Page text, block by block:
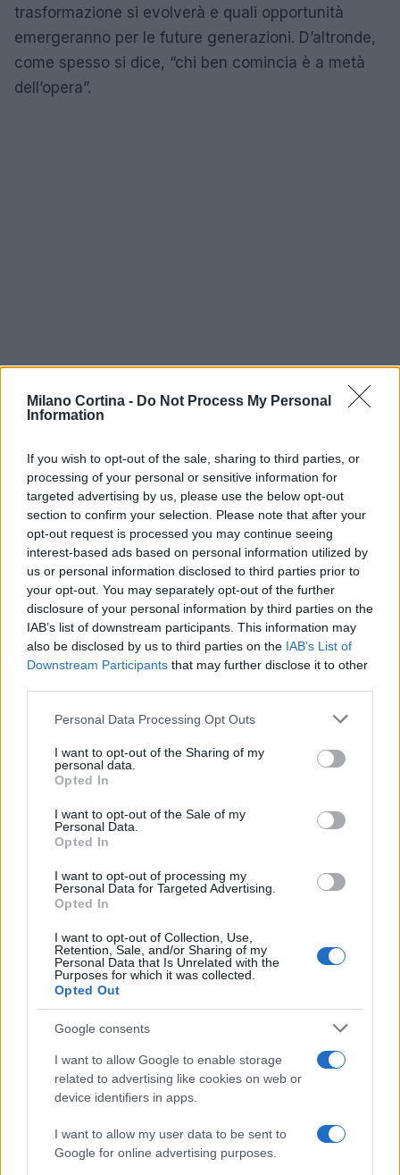
Milano Cortina - Do Not Process My Personal
Information
If you wish to opt-out of the sale, sharing to third parties, or
processing of your personal or sensitive information for
targeted advertising by us, please use the below opt-out
section to confirm your selection. Please note that after your
opt-out request is processed you may continue seeing
interest-based ads based on personal information utilized by
us or personal information disclosed to third parties prior to
your opt-out. You may separately opt-out of the further
disclosure of your personal information by third parties on the
IAB’s list of downstream participants. This information may
also be disclosed by us to third parties on the IAB’s List of
Downstream Participants that may further disclose it to other
Please note that this website/app uses one or more Google
not limited to your visit or usage behaviour. You may click to
grant or deny consent to Google and its third-party tags to
use your data for below specified purposes in below Google
consent section.
Personal Data Processing Opt Outs
I want to opt-out of the Sharing of my
personal data.
Opted In
I want to opt-out of the Sale of my
Personal Data.
Opted In
I want to opt-out of processing my
Personal Data for Targeted Advertising.
Opted In
I want to opt-out of Collection, Use,
Retention, Sale, and/or Sharing of my
Personal Data that Is Unrelated with the
Purposes for which it was collected.
Opted Out
Google consents
I want to allow Google to enable storage
related to advertising like cookies on web or
device identifiers in apps.
I want to allow my user data to be sent to
Google for online advertising purposes.
trasformazione si evolverà e quali opportunità
emergeranno per le future generazioni. D’altronde,
come spesso si dice, “chi ben comincia è a metà
dell’opera”.
AUTORE
AiAdhubMedia
Continua a leggere
MILANOCORTINA26 (I LUOGHI)